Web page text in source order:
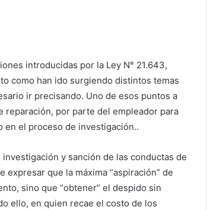
introducidas por la Ley N° 21.643,
como han ido surgiendo distintos temas
ir precisando. Uno de esos puntos a
por parte del empleador para
en el proceso de investigación..
y sanción de las conductas de
que la máxima “aspiración” de
sino que “obtener” el despido sin
ello, en quien recae el costo de los